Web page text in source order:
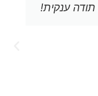
בקריאה נוספת